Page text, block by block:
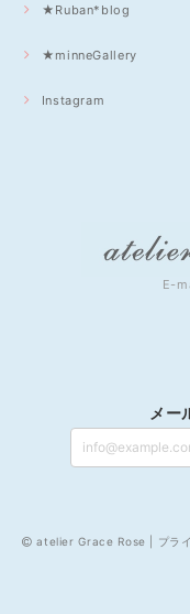
★Ruban*blog
★minneGallery
Instagram
E-
メー
atelier Grace Rose | プラ